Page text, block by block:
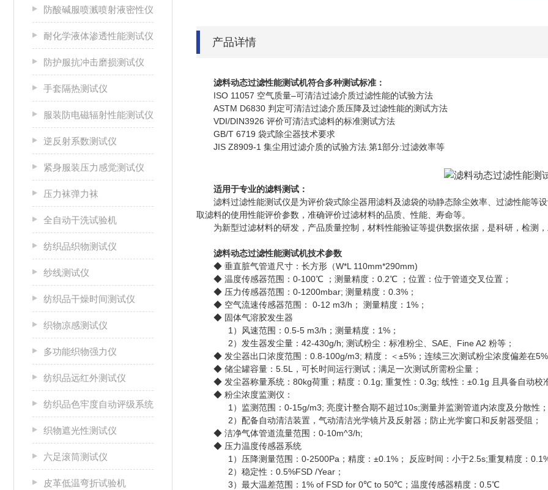
防酸碱服喷溅喷射液密性仪
耐化学液体渗透性能测试仪
防护服抗冲击磨损测试仪
手套隔热测试仪
服装防电磁辐射性能测试仪
逆反射系数测试仪
紧身服装压力感觉测试仪
压力袜弹力袜
全自动干洗试验机
纺织品织物测试仪
纱线测试仪
纺织品干燥时间测试仪
织物凉感测试仪
多功能织物强力仪
纺织品远红外测试仪
纺织品色牢度自动评级系统
织物遮光性测试仪
六足滚筒测试仪
皮革低温弯折试验机
产品详情
滤料动态过滤性能测试机符合多种测试标准：
ISO 11057 空气质量–可清洁过滤介质过滤性能的试验方法
ASTM D6830 判定可清洁过滤介质压降及过滤性能的测试方法
VDI/DIN3926 评价可清洁式滤料的标准测试方法
GB/T 6719 袋式除尘器技术要求
JIS Z8909-1 集尘用过滤介质的试验方法.第1部分:过滤效率等
适用于专业的滤料测试：
滤料过滤性能测试仪是为评价袋式除尘器用滤料及滤袋的动静态除尘效率、过滤性能等
取滤料的使用性能评价参数，准确评价过滤材料的品质、性能、寿命等。
为新型过滤材料的研发，产品质量控制，材料性能验证等提供数据依据，是科研，检测，
滤料动态过滤性能测试机技术参数
◆ 垂直脏气管道尺寸：长方形（W*L 110mm*290mm)
◆ 温度传感器范围：0-100℃ ；测量精度：0.2℃ ；位置：位于管道交叉位置；
◆ 压力传感器范围：0-1200mbar; 测量精度：0.3%；
◆ 空气流速传感器范围： 0-12 m3/h； 测量精度：1%；
◆ 固体气溶胶发生器
1）风速范围：0.5-5 m3/h；测量精度：1%；
2）发生器发尘量：42-430g/h; 测试粉尘：标准粉尘、SAE、Fine A2 粉等；
◆ 发尘器出口浓度范围：0.8-100g/m3; 精度：＜±5%；连续三次测试粉尘浓度偏差在5%
◆ 储尘罐容量：5.5L，可长时间运行测试；满足一次测试所需粉尘量；
◆ 发尘器称量系统：80kg荷重；精度：0.1g; 重复性：0.3g; 线性：±0.1g 且具备自动校
◆ 粉尘浓度监测仪：
1）监测范围：0-15g/m3; 亮度计整合期不超过10s;测量并监测管道内浓度及分散性；
2）配备自动清洁装置，气动清洁光学镜片及反射器；防止光学窗口和反射器受阻；
◆ 洁净气体管道流量范围：0-10m^3/h;
◆ 压力温度传感器系统
1）压降测量范围：0-2500Pa；精度：±0.1%； 反应时间：小于2.5s;重复精度：
2）稳定性：0.5%FSD /Year；
3）最大温差范围：1% of FSD for 0℃ to 50℃；温度传感器精度：0.5℃